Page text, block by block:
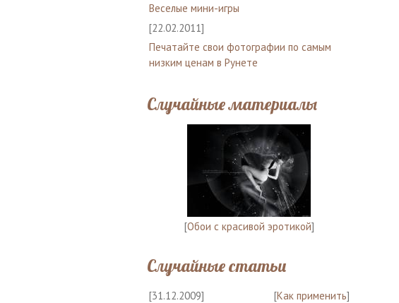
Веселые мини-игры
[22.02.2011]
Печатайте свои фотографии по самым
низким ценам в Рунете
Случайные материалы
[Обои с красивой эротикой]
Случайные статьи
[31.12.2009] [Как применить]